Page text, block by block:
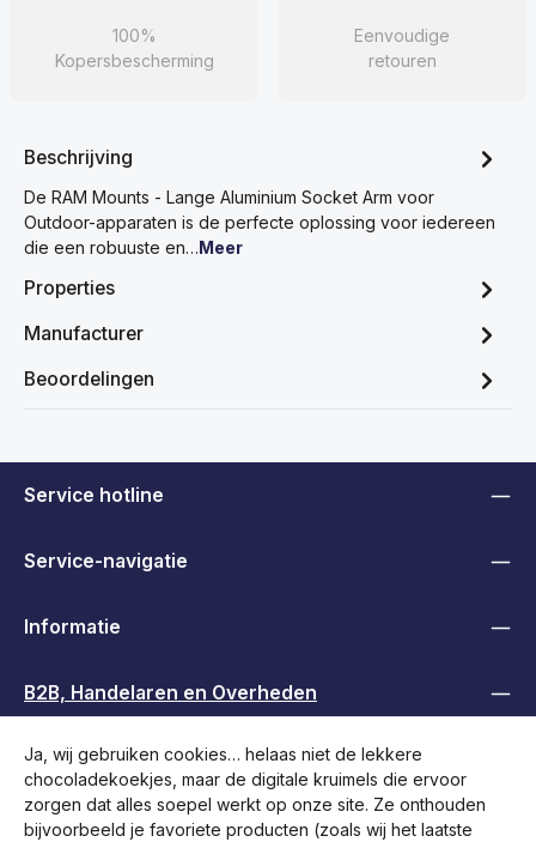
100%
Kopersbescherming
Eenvoudige
retouren
Beschrijving
De RAM Mounts - Lange Aluminium Socket Arm voor
Outdoor-apparaten is de perfecte oplossing voor iedereen
die een robuuste en…Meer
Properties
Manufacturer
Beoordelingen
Service hotline
Service-navigatie
Informatie
B2B, Handelaren en Overheden
Volg ons
Ja, wij gebruiken cookies… helaas niet de lekkere
chocoladekoekjes, maar de digitale kruimels die ervoor
zorgen dat alles soepel werkt op onze site. Ze onthouden
bijvoorbeeld je favoriete producten (zoals wij het laatste